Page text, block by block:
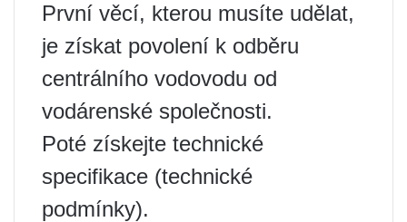
První věcí, kterou musíte udělat,
je získat povolení k odběru
centrálního vodovodu od
vodárenské společnosti.
Poté získejte technické
specifikace (technické
podmínky).